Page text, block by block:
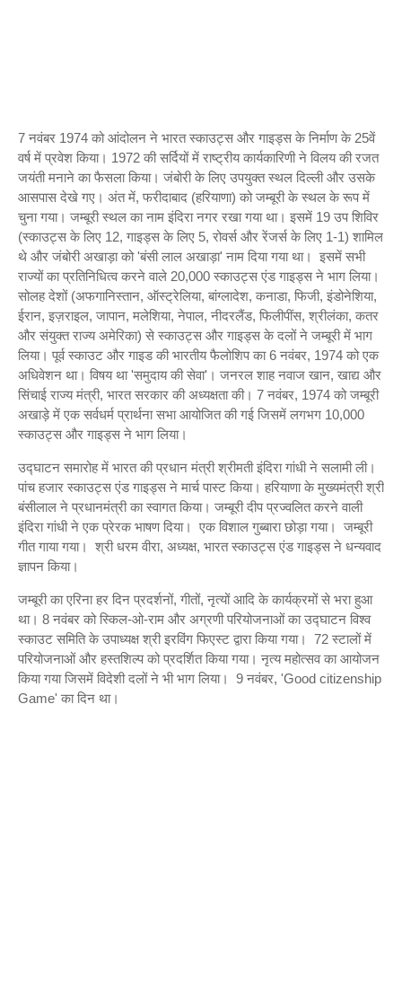
7 नवंबर 1974 को आंदोलन ने भारत स्काउट्स और गाइड्स के निर्माण के 25वें
वर्ष में प्रवेश किया। 1972 की सर्दियों में राष्ट्रीय कार्यकारिणी ने विलय की रजत
जयंती मनाने का फैसला किया। जंबोरी के लिए उपयुक्त स्थल दिल्ली और उसके
आसपास देखे गए। अंत में, फरीदाबाद (हरियाणा) को जम्बूरी के स्थल के रूप में
चुना गया। जम्बूरी स्थल का नाम इंदिरा नगर रखा गया था। इसमें 19 उप शिविर
(स्काउट्स के लिए 12, गाइड्स के लिए 5, रोवर्स और रेंजर्स के लिए 1-1) शामिल
थे और जंबोरी अखाड़ा को 'बंसी लाल अखाड़ा' नाम दिया गया था। इसमें सभी
राज्यों का प्रतिनिधित्व करने वाले 20,000 स्काउट्स एंड गाइड्स ने भाग लिया।
सोलह देशों (अफगानिस्तान, ऑस्ट्रेलिया, बांग्लादेश, कनाडा, फिजी, इंडोनेशिया,
ईरान, इज़राइल, जापान, मलेशिया, नेपाल, नीदरलैंड, फिलीपींस, श्रीलंका, कतर
और संयुक्त राज्य अमेरिका) से स्काउट्स और गाइड्स के दलों ने जम्बूरी में भाग
लिया। पूर्व स्काउट और गाइड की भारतीय फैलोशिप का 6 नवंबर, 1974 को एक
अधिवेशन था। विषय था 'समुदाय की सेवा'। जनरल शाह नवाज खान, खाद्य और
सिंचाई राज्य मंत्री, भारत सरकार की अध्यक्षता की। 7 नवंबर, 1974 को जम्बूरी
अखाड़े में एक सर्वधर्म प्रार्थना सभा आयोजित की गई जिसमें लगभग 10,000
स्काउट्स और गाइड्स ने भाग लिया।
उद्घाटन समारोह में भारत की प्रधान मंत्री श्रीमती इंदिरा गांधी ने सलामी ली।
पांच हजार स्काउट्स एंड गाइड्स ने मार्च पास्ट किया। हरियाणा के मुख्यमंत्री श्री
बंसीलाल ने प्रधानमंत्री का स्वागत किया। जम्बूरी दीप प्रज्वलित करने वाली
इंदिरा गांधी ने एक प्रेरक भाषण दिया। एक विशाल गुब्बारा छोड़ा गया। जम्बूरी
गीत गाया गया। श्री धरम वीरा, अध्यक्ष, भारत स्काउट्स एंड गाइड्स ने धन्यवाद
ज्ञापन किया।
जम्बूरी का एरिना हर दिन प्रदर्शनों, गीतों, नृत्यों आदि के कार्यक्रमों से भरा हुआ
था। 8 नवंबर को स्किल-ओ-राम और अग्रणी परियोजनाओं का उद्घाटन विश्व
स्काउट समिति के उपाध्यक्ष श्री इरविंग फिएस्ट द्वारा किया गया। 72 स्टालों में
परियोजनाओं और हस्तशिल्प को प्रदर्शित किया गया। नृत्य महोत्सव का आयोजन
किया गया जिसमें विदेशी दलों ने भी भाग लिया। 9 नवंबर, 'Good citizenship
Game' का दिन था।